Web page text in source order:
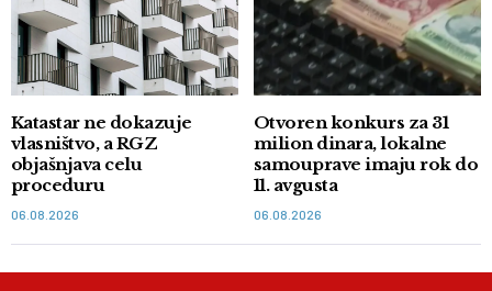
Katastar ne dokazuje
vlasništvo, a RGZ
objašnjava celu
proceduru
06.08.2026
Otvoren konkurs za 31
milion dinara, lokalne
samouprave imaju rok do
11. avgusta
06.08.2026